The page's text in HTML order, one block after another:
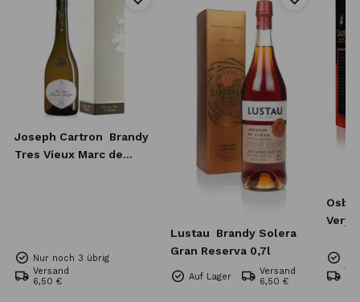
Joseph Cartron
Brandy
Tres Vieux Marc de
Nur noch 3 übrig
Versand
6,50 €
Lustau
Brandy Solera
Gran Reserva 0,7l
Auf Lager
Versand
6,50 €
Very